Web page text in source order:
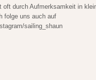
oft durch Aufmerksamkeit in
folge uns auch auf
sailing_shaun